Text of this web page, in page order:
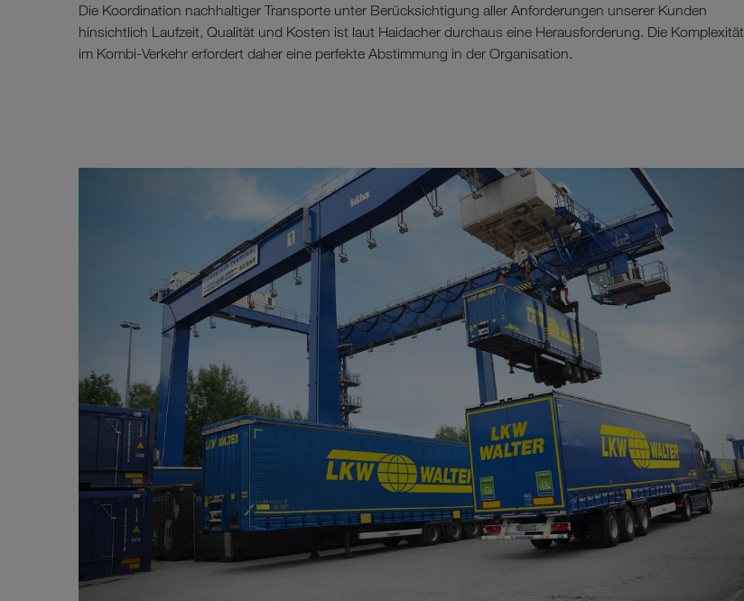
Die Koordination nachhaltiger Transporte unter Berücksichtigung aller Anforderungen unserer Kunden
hinsichtlich Laufzeit, Qualität und Kosten ist laut Haidacher durchaus eine Herausforderung. Die Komplexität
im Kombi-Verkehr erfordert daher eine perfekte Abstimmung in der Organisation.